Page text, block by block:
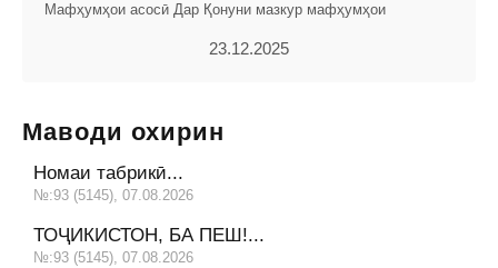
Мафҳумҳои асосӣ Дар Қонуни мазкур мафҳумҳои
23.12.2025
Маводи охирин
Номаи табрикӣ...
№:93 (5145), 07.08.2026
ТОҶИКИСТОН, БА ПЕШ!...
№:93 (5145), 07.08.2026